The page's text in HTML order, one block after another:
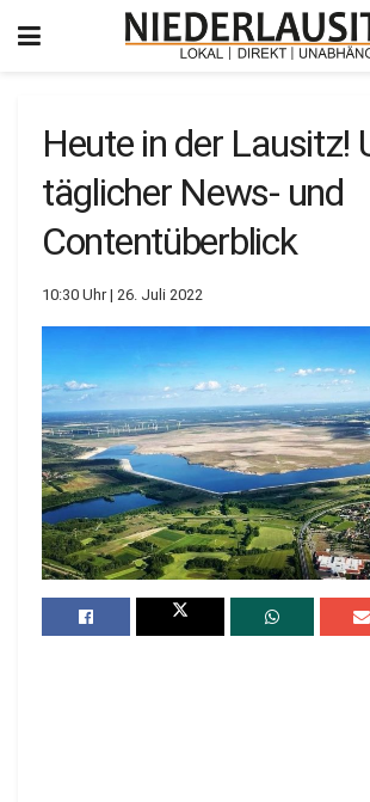
Heute in der Lausitz!
täglicher News- und
Contentüberblick
10:30 Uhr | 26. Juli 2022